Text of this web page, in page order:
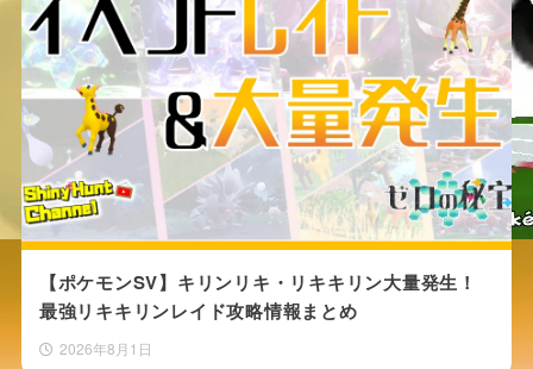
【ポケモンSV】キリンリキ・リキキリン大量発生！
最強リキキリンレイド攻略情報まとめ
2026年8月1日